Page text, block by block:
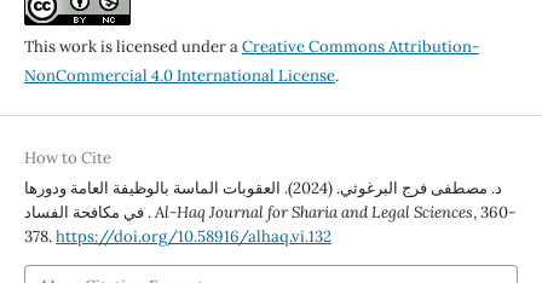
This work is licensed under aCreative Commons Attribution-
NonCommercial 4.0 International License.
How to Cite
د. مصطفى فرج البرغوثي. (2024). العقوبات الماسة بالوظيفة العامة ودورها
في مكافحة الفساد .Al-Haq Journal for Sharia and Legal Sciences, 360-
378.https://doi.org/10.58916/alhaq.vi.132